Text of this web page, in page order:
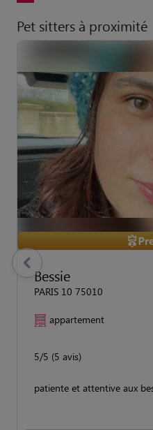
Pet sitters à proximité
Bessie
PARIS 10 75010
appartement
5/5 (5 avis)
patiente et attentive aux
previous